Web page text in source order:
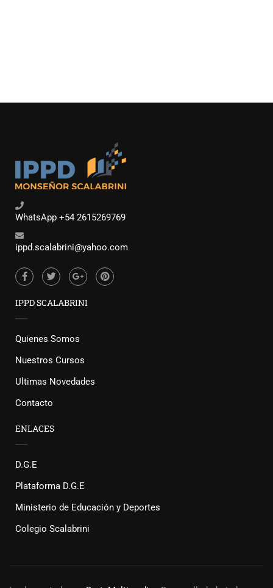
WhatsApp +54 2615269769
ippd.scalabrini@yahoo.com
IPPD SCALABRINI
Quienes Somos
Nuestros Cursos
Ultimas Novedades
Contacto
ENLACES
D.G.E
Plataforma D.G.E
Ministerio de Educación y Deportes
Colegio Scalabrini